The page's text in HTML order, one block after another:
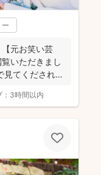
【元お笑い芸
いただきまし
見てくだされば
3時間以内